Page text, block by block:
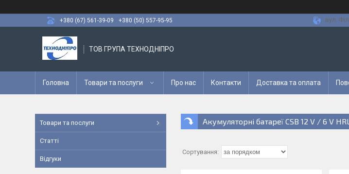
+380 (67) 561-39-09
+380 (50) 557-95-95 вул.
ТОВ ГРУПА ТЕХНОДНІПРО
Головна Товари та послуги Про нас Контакти Доставка та оплата
Акумуляторні батареї CSB 12 V / 6 V
Товари та послуги
Статті
Відгуки